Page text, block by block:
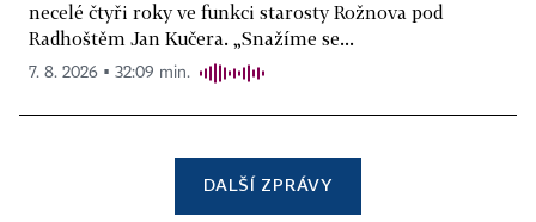
necelé čtyři roky ve funkci starosty Rožnova pod
Radhoštěm Jan Kučera. „Snažíme se...
7. 8. 2026 ▪ 32:09 min.
DALŠÍ ZPRÁVY